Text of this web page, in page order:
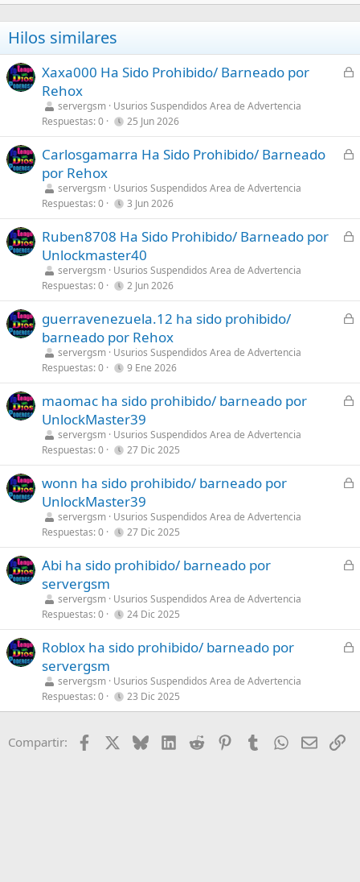
Hilos similares
C
a
d
Xaxa000 Ha Sido Prohibido/ Barneado por
Rehox
servergsm Usurios Suspendidos Area de Advertencia
Respuestas 0 25 Jun 2026
C
a
d
Carlosgamarra Ha Sido Prohibido/ Barneado
por Rehox
servergsm Usurios Suspendidos Area de Advertencia
Respuestas 0 3 Jun 2026
C
a
d
Ruben8708 Ha Sido Prohibido/ Barneado por
Unlockmaster40
servergsm Usurios Suspendidos Area de Advertencia
Respuestas 0 2 Jun 2026
C
a
d
guerravenezuela.12 ha sido prohibido/
barneado por Rehox
servergsm Usurios Suspendidos Area de Advertencia
Respuestas 0 9 Ene 2026
C
a
d
maomac ha sido prohibido/ barneado por
UnlockMaster39
servergsm Usurios Suspendidos Area de Advertencia
Respuestas 0 27 Dic 2025
C
a
d
wonn ha sido prohibido/ barneado por
UnlockMaster39
servergsm Usurios Suspendidos Area de Advertencia
Respuestas 0 27 Dic 2025
C
a
d
Abi ha sido prohibido/ barneado por
servergsm
servergsm Usurios Suspendidos Area de Advertencia
Respuestas 0 24 Dic 2025
C
a
Roblox ha sido prohibido/ barneado por
servergsm
servergsm Usurios Suspendidos Area de Advertencia
Respuestas 0 23 Dic 2025
Compartir: Facebook BlueskyLinkedIn
Reddit PinterestTumblr WhatsApp
Email